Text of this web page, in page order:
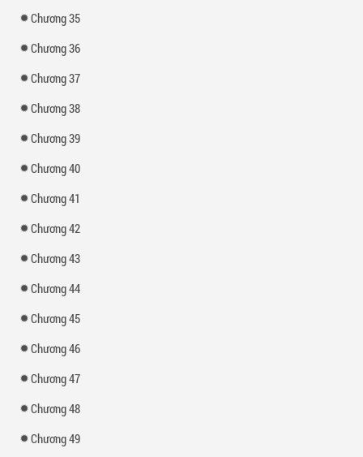
Chương 35
Chương 36
Chương 37
Chương 38
Chương 39
Chương 40
Chương 41
Chương 42
Chương 43
Chương 44
Chương 45
Chương 46
Chương 47
Chương 48
Chương 49